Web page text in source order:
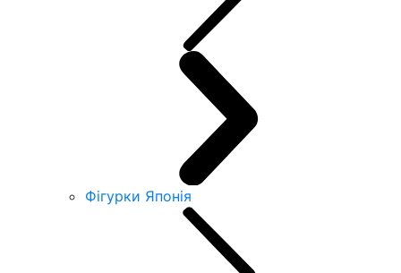
Фігурки Японія